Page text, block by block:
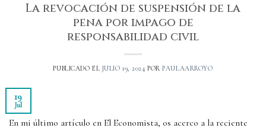
La revocación de suspensión de la
pena por impago de
responsabilidad civil
PUBLICADO EL JULIO 19, 2024 PORPAULAARROYO
19
Jul
En mi último artículo en El Economista, os acerco a la reciente